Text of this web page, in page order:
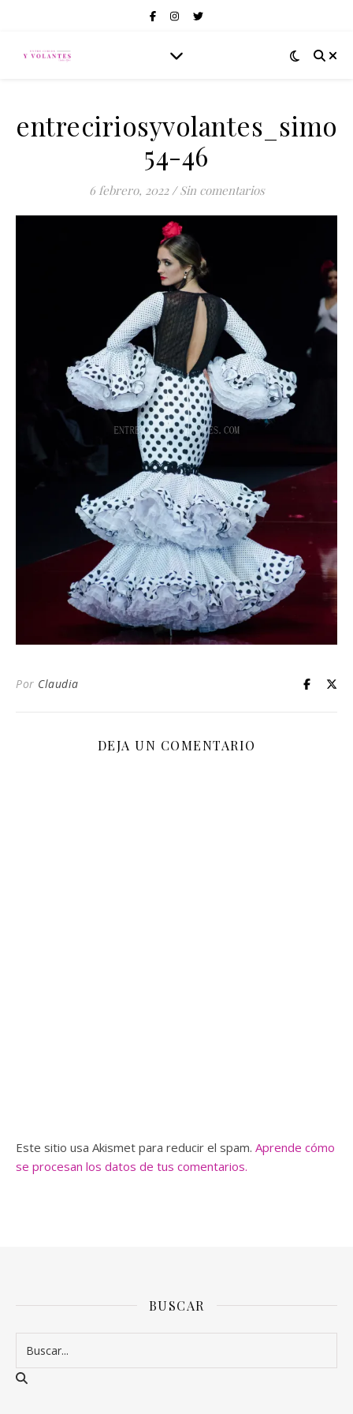
54-46
6 febrero, 2022 / Sin comentarios
Por Claudia
DEJA UN COMENTARIO
Este sitio usa Akismet para reducir el spam. Aprende cómo
se procesan los datos de tus comentarios.
BUSCAR